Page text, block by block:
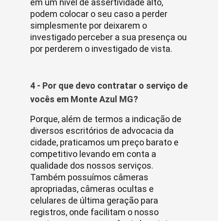
em um nível de assertividade alto,
podem colocar o seu caso a perder
simplesmente por deixarem o
investigado perceber a sua presença ou
por perderem o investigado de vista.
4 - Por que devo contratar o serviço de
vocês em Monte Azul MG?
Porque, além de termos a indicação de
diversos escritórios de advocacia da
cidade, praticamos um preço barato e
competitivo levando em conta a
qualidade dos nossos serviços.
Também possuímos câmeras
apropriadas, câmeras ocultas e
celulares de última geração para
registros, onde facilitam o nosso